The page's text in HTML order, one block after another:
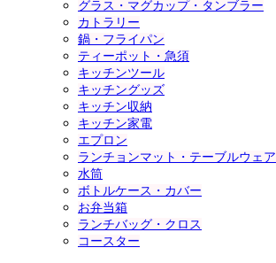
グラス・マグカップ・タンブラー
カトラリー
鍋・フライパン
ティーポット・急須
キッチンツール
キッチングッズ
キッチン収納
キッチン家電
エプロン
ランチョンマット・テーブルウェア
水筒
ボトルケース・カバー
お弁当箱
ランチバッグ・クロス
コースター